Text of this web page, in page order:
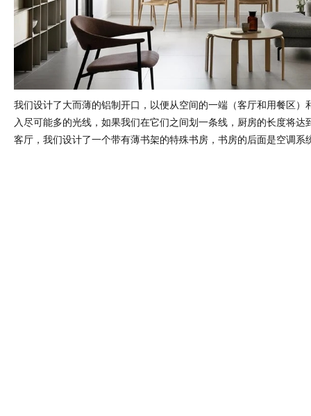
我们设计了大而薄的铝制开口，以便从空间的一端（客厅和用餐区）
入尽可能多的光线，如果我们在它们之间划一条线，厨房的长度将达
客厅，我们设计了一个带有薄书架的特殊书房，书房的后面是空调系